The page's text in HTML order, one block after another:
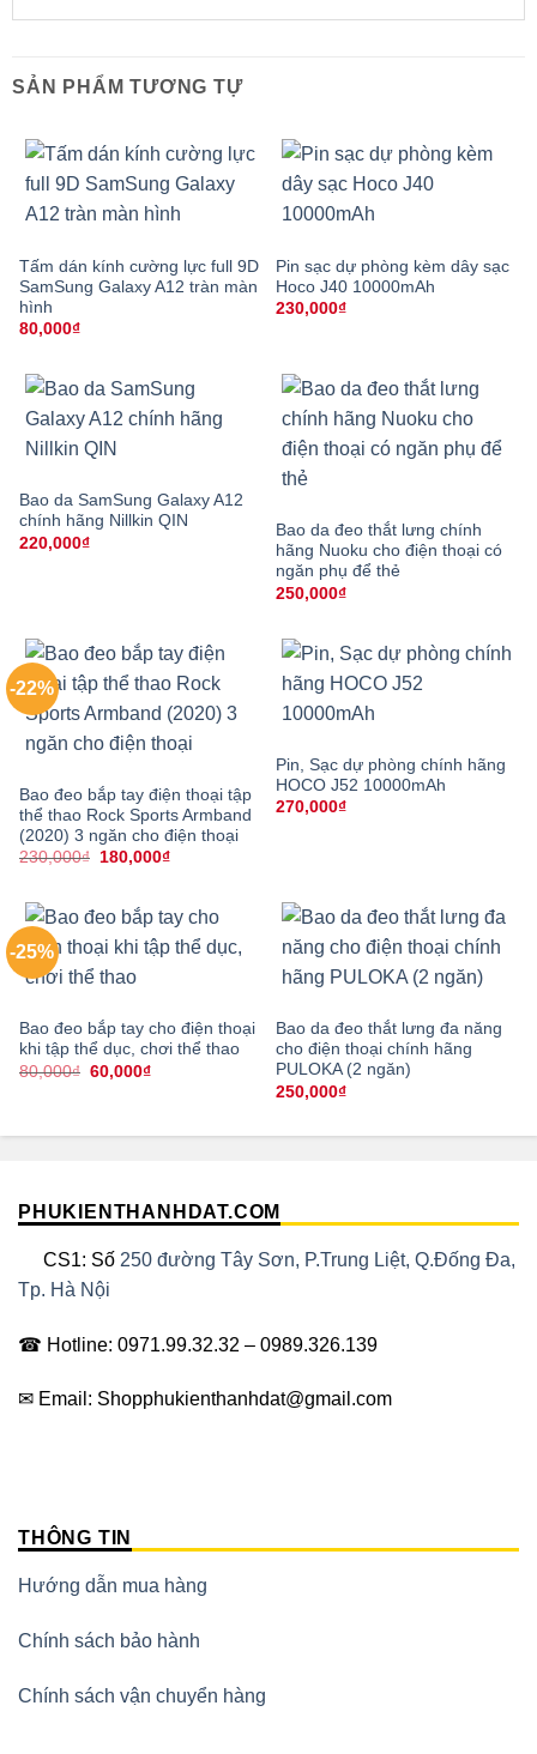
SẢN PHẨM TƯƠNG TỰ
Tấm dán kính cường lực full 9D
SamSung Galaxy A12 tràn màn
hình
80,000₫
Pin sạc dự phòng kèm dây sạc
Hoco J40 10000mAh
230,000₫
Bao da SamSung Galaxy A12
chính hãng Nillkin QIN
220,000₫
Bao da đeo thắt lưng chính
hãng Nuoku cho điện thoại có
ngăn phụ để thẻ
250,000₫
-22%
Bao đeo bắp tay điện thoại tập
thể thao Rock Sports Armband
(2020) 3 ngăn cho điện thoại
230,000₫ Giá
230,000₫.
180,000₫Giá
180,000₫.
Pin, Sạc dự phòng chính hãng
HOCO J52 10000mAh
270,000₫
-25%
Bao đeo bắp tay cho điện thoại
khi tập thể dục, chơi thể thao
80,000₫ Giá
60,000₫Giá
60,000₫.
Bao da đeo thắt lưng đa năng
cho điện thoại chính hãng
PULOKA (2 ngăn)
250,000₫
PHUKIENTHANHDAT.COM
CS1: Số 250 đường Tây Sơn, P.Trung Liệt, Q.Đống Đa,
Tp. Hà Nội
☎ Hotline: 0971.99.32.32 – 0989.326.139
✉ Email: Shopphukienthanhdat@gmail.com
THÔNG TIN
Hướng dẫn mua hàng
Chính sách bảo hành
Chính sách vận chuyển hàng